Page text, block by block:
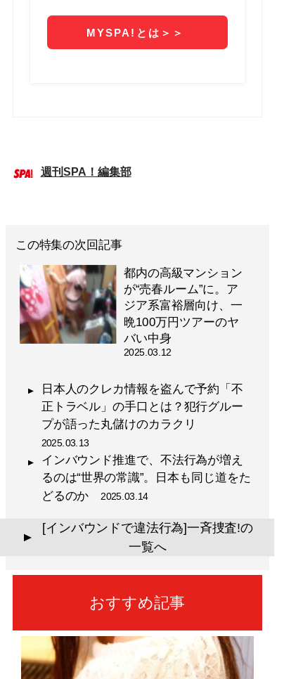
週刊SPA！編集部
この特集の次回記事
都内の高級マンション
が“売春ルーム”に。ア
ジア系富裕層向け、一
晩100万円ツアーのヤ
バい中身
2025.03.12
日本人のクレカ情報を盗んで予約「不
正トラベル」の手口とは？犯行グルー
プが語った丸儲けのカラクリ
2025.03.13
インバウンド推進で、不法行為が増え
るのは“世界の常識”。日本も同じ道をた
どるのか
2025.03.14
▲
[インバウンドで違法行為]一斉捜査!の
一覧へ
おすすめ記事